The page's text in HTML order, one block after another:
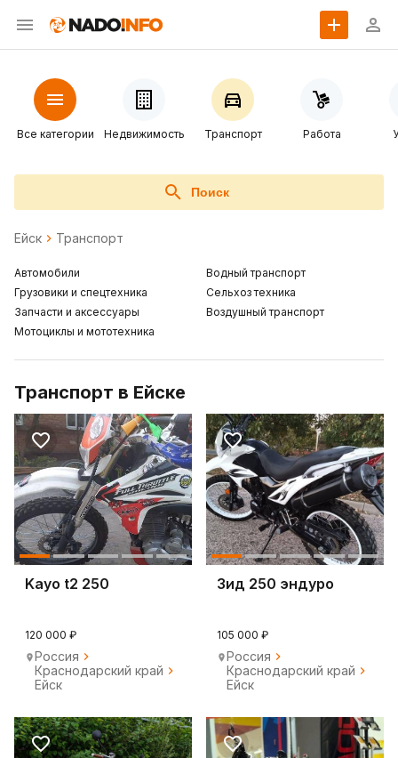
Все категории Недвижимость Транспорт Работа
Поиск
Ейск Транспорт
Автомобили
Грузовики и спецтехника
Запчасти и аксессуары
Мотоциклы и мототехника
Водный транспорт
Сельхоз техника
Воздушный транспорт
Транспорт в Ейске
Kayo t2 250
120 000 ₽
Россия
Краснодарский край
Ейск
Зид 250 эндуро
105 000 ₽
Россия
Краснодарский край
Ейск